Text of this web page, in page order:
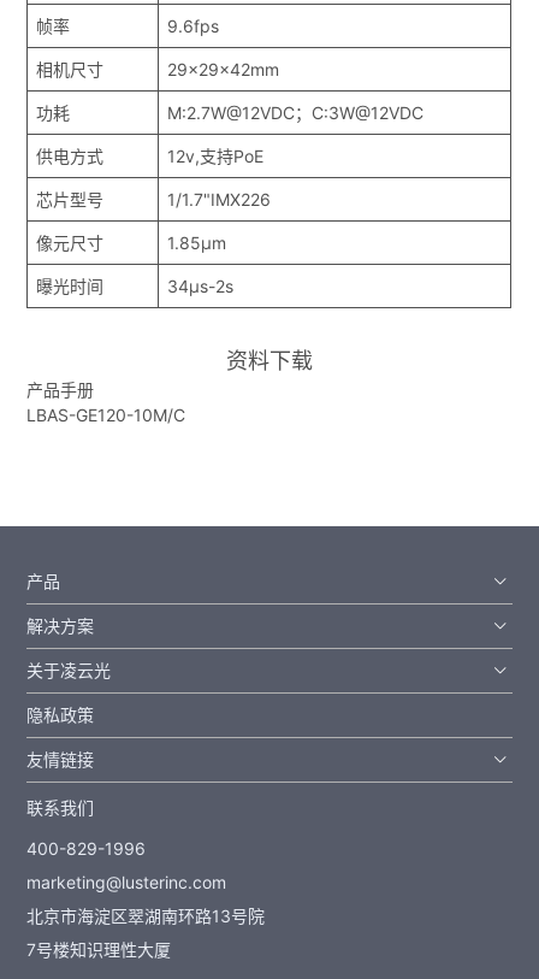
帧率 9.6fps
相机尺寸 29x29x42mm
功耗 M:2.7W@12VDC；C:3W@12VDC
供电方式 12v,支持PoE
芯片型号 1/1.7"IMX226
像元尺寸 1.85μm
曝光时间 34μs-2s
资料下载
产品手册
LBAS-GE120-10M/C
产品
解决方案
关于凌云光
隐私政策
友情链接
联系我们
400-829-1996
marketing@lusterinc.com
北京市海淀区翠湖南环路13号院
7号楼知识理性大厦